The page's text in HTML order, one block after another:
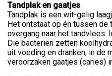
Tandplak en gaatjes
Tandplak is een wit-gelig
Het ontstaat op én tussen de
overgang naar het tandvlees.
Die bacteriën zetten
uit voeding en dranken, in de
veroorzaken gaatjes (cariës)